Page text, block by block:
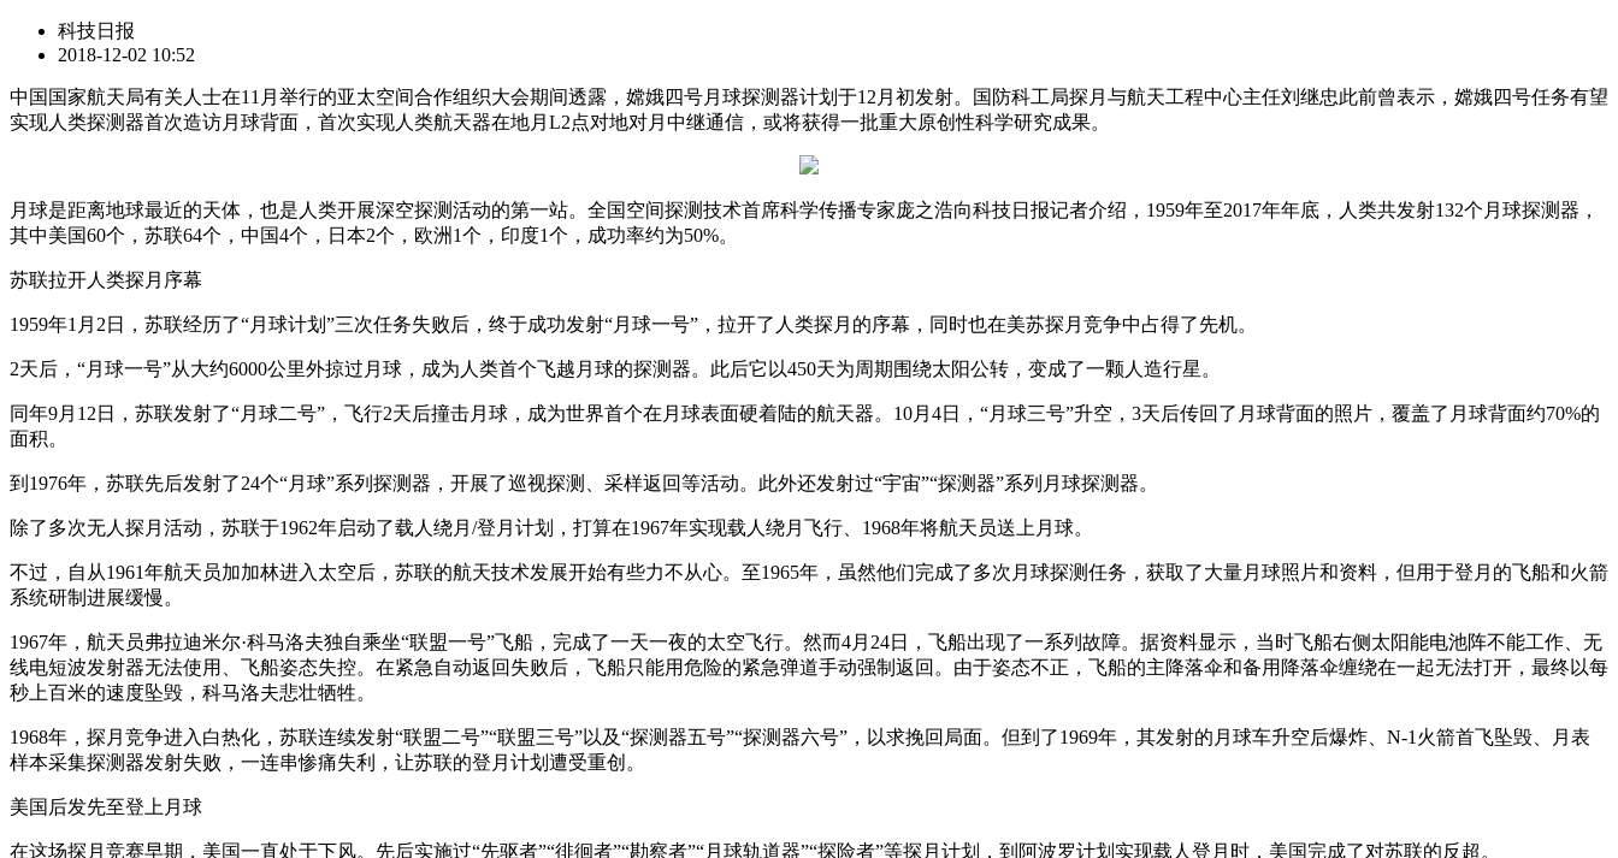
科技日报
2018-12-02 10:52
中国国家航天局有关人士在11月举行的亚太空间合作组织大会期间透露，嫦娥四号月球探测器计划于12月初发射。国防科工局探月与航天工程中心主任刘继忠此前曾表示，嫦娥四号任务有望
实现人类探测器首次造访月球背面，首次实现人类航天器在地月L2点对地对月中继通信，或将获得一批重大原创性科学研究成果。
月球是距离地球最近的天体，也是人类开展深空探测活动的第一站。全国空间探测技术首席科学传播专家庞之浩向科技日报记者介绍，1959年至2017年年底，人类共发射132个月球探测器，
其中美国60个，苏联64个，中国4个，日本2个，欧洲1个，印度1个，成功率约为50%。
苏联拉开人类探月序幕
1959年1月2日，苏联经历了“月球计划”三次任务失败后，终于成功发射“月球一号”，拉开了人类探月的序幕，同时也在美苏探月竞争中占得了先机。
2天后，“月球一号”从大约6000公里外掠过月球，成为人类首个飞越月球的探测器。此后它以450天为周期围绕太阳公转，变成了一颗人造行星。
同年9月12日，苏联发射了“月球二号”，飞行2天后撞击月球，成为世界首个在月球表面硬着陆的航天器。10月4日，“月球三号”升空，3天后传回了月球背面的照片，覆盖了月球背面约70%的
面积。
到1976年，苏联先后发射了24个“月球”系列探测器，开展了巡视探测、采样返回等活动。此外还发射过“宇宙”“探测器”系列月球探测器。
除了多次无人探月活动，苏联于1962年启动了载人绕月/登月计划，打算在1967年实现载人绕月飞行、1968年将航天员送上月球。
不过，自从1961年航天员加加林进入太空后，苏联的航天技术发展开始有些力不从心。至1965年，虽然他们完成了多次月球探测任务，获取了大量月球照片和资料，但用于登月的飞船和火箭
系统研制进展缓慢。
1967年，航天员弗拉迪米尔·科马洛夫独自乘坐“联盟一号”飞船，完成了一天一夜的太空飞行。然而4月24日，飞船出现了一系列故障。据资料显示，当时飞船右侧太阳能电池阵不能工作、无
线电短波发射器无法使用、飞船姿态失控。在紧急自动返回失败后，飞船只能用危险的紧急弹道手动强制返回。由于姿态不正，飞船的主降落伞和备用降落伞缠绕在一起无法打开，最终以每
秒上百米的速度坠毁，科马洛夫悲壮牺牲。
1968年，探月竞争进入白热化，苏联连续发射“联盟二号”“联盟三号”以及“探测器五号”“探测器六号”，以求挽回局面。但到了1969年，其发射的月球车升空后爆炸、N-1火箭首飞坠毁、月表
样本采集探测器发射失败，一连串惨痛失利，让苏联的登月计划遭受重创。
美国后发先至登上月球
在这场探月竞赛早期，美国一直处于下风。先后实施过“先驱者”“徘徊者”“勘察者”“月球轨道器”“探险者”等探月计划，到阿波罗计划实现载人登月时，美国完成了对苏联的反超。